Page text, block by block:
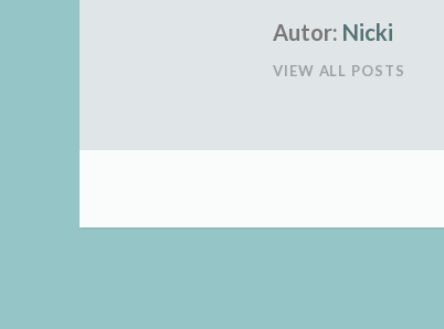
Autor: Nicki
VIEW ALL POSTS